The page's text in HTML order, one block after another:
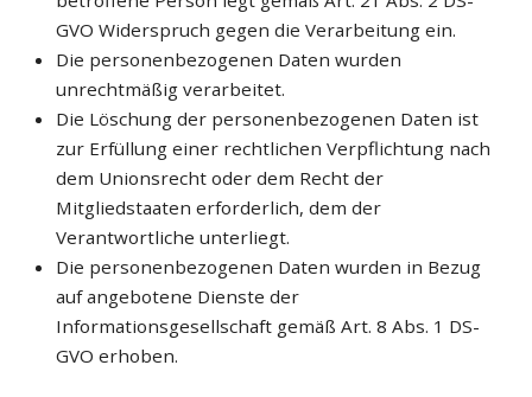
GVO Widerspruch gegen die Verarbeitung ein.
Die personenbezogenen Daten wurden
unrechtmäßig verarbeitet.
Die Löschung der personenbezogenen Daten ist
zur Erfüllung einer rechtlichen Verpflichtung nach
dem Unionsrecht oder dem Recht der
Mitgliedstaaten erforderlich, dem der
Verantwortliche unterliegt.
Die personenbezogenen Daten wurden in Bezug
auf angebotene Dienste der
Informationsgesellschaft gemäß Art. 8 Abs. 1 DS-
GVO erhoben.